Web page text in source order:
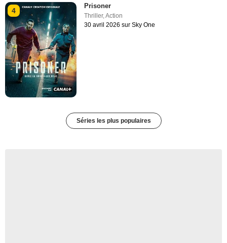
4
Prisoner
Thriller,Action
30 avril 2026 sur Sky One
Séries les plus populaires